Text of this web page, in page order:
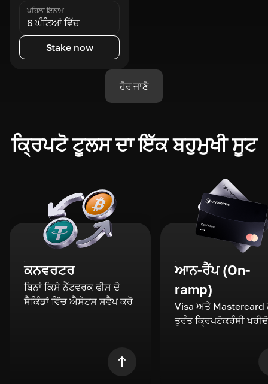
ਪਹਿਲਾ ਇਨਾਮ
6 ਘੰਟਿਆਂ ਵਿੱਚ
Stake now
ਹੋਰ ਜਾਣੋ
ਕ੍ਰਿਪਟੋ ਟੂਲਸ ਦਾ ਇੱਕ ਬਹੁਮੁਖੀ ਸੂਟ
ਕਨਵਰਟਰ
ਬਿਨਾਂ ਕਿਸੇ ਨੈੱਟਵਰਕ ਫੀਸ ਦੇ
ਸੈਕਿੰਡਾਂ ਵਿੱਚ ਐਸੇਟਸ ਸਵੈਪ ਕਰੋ
ਆਨ-ਰੈਂਪ (On-
ramp)
Visa ਅਤੇ Mastercard
ਤੁਰੰਤ ਕ੍ਰਿਪਟੋਕਰੰਸੀ ਖਰੀਦੋ